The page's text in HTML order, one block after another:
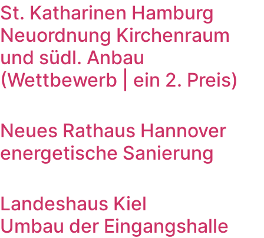
St. Katharinen Hamburg
Neuordnung Kirchenraum
und südl. Anbau
(Wettbewerb | ein 2. Preis)
Neues Rathaus Hannover
energetische Sanierung
Landeshaus Kiel
Umbau der Eingangshalle